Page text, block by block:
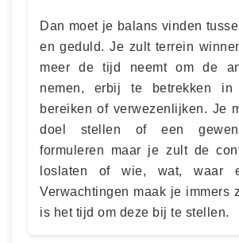
Dan moet je balans vinden
en geduld. Je zult terrein
meer de tijd neemt om de
nemen, erbij te betrekken
bereiken of verwezenlijken. Je
doel stellen of een
formuleren maar je zult de
loslaten of wie, wat, waar
Verwachtingen maak je immers
is het tijd om deze bij te stellen.